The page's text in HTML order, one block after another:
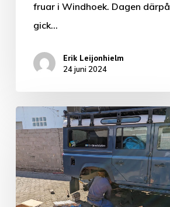
fruar i Windhoek. Dagen därpå
gick…
Erik Leijonhielm
24 juni 2024